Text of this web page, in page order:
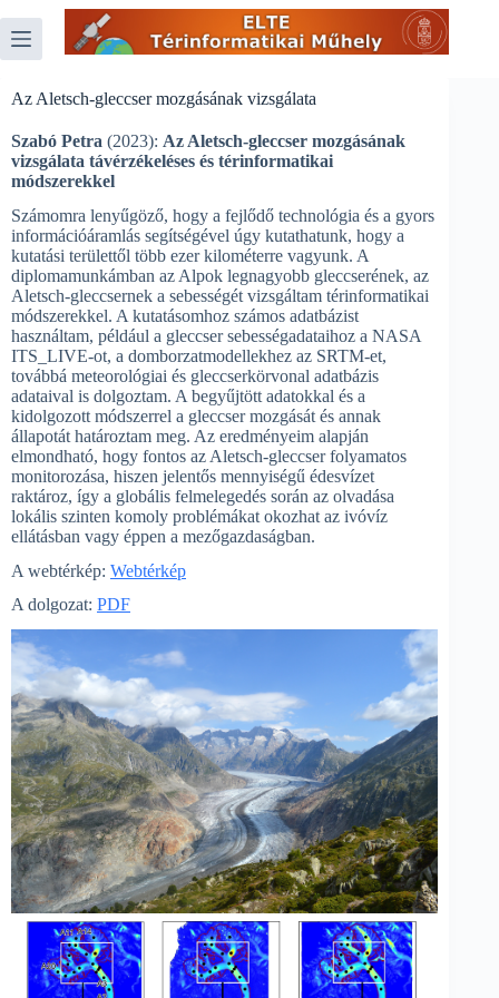
to
content
Az Aletsch-gleccser mozgásának vizsgálata
Szabó Petra (2023): Az Aletsch-gleccser mozgásának
vizsgálata távérzékeléses és térinformatikai
módszerekkel
Számomra lenyűgöző, hogy a fejlődő technológia és a gyors
információáramlás segítségével úgy kutathatunk, hogy a
kutatási területtől több ezer kilométerre vagyunk. A
diplomamunkámban az Alpok legnagyobb gleccserének, az
Aletsch-gleccsernek a sebességét vizsgáltam térinformatikai
módszerekkel. A kutatásomhoz számos adatbázist
használtam, például a gleccser sebességadataihoz a NASA
ITS_LIVE-ot, a domborzatmodellekhez az SRTM-et,
továbbá meteorológiai és gleccserkörvonal adatbázis
adataival is dolgoztam. A begyűjtött adatokkal és a
kidolgozott módszerrel a gleccser mozgását és annak
állapotát határoztam meg. Az eredményeim alapján
elmondható, hogy fontos az Aletsch-gleccser folyamatos
monitorozása, hiszen jelentős mennyiségű édesvízet
raktároz, így a globális felmelegedés során az olvadása
lokális szinten komoly problémákat okozhat az ivóvíz
ellátásban vagy éppen a mezőgazdaságban.
A webtérkép: Webtérkép
A dolgozat: PDF